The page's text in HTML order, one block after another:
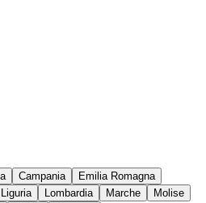
Campania
Emilia Romagna
Liguria Lombardia Marche
Molise